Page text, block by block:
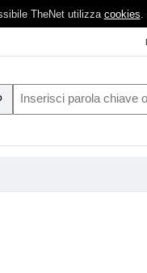
TheNet utilizza cookies.